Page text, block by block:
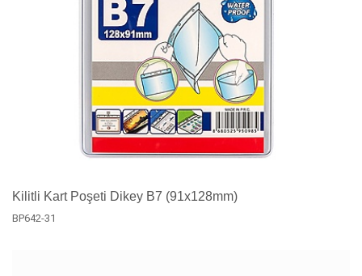
Kilitli Kart Poşeti Dikey B7 (91x128mm)
BP642-31